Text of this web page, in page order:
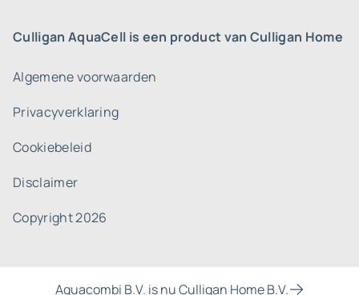
Culligan AquaCell is een product van Culligan Home
Algemene voorwaarden
Privacyverklaring
Cookiebeleid
Disclaimer
Copyright 2026
Aquacombi B.V. is nu Culligan Home B.V.